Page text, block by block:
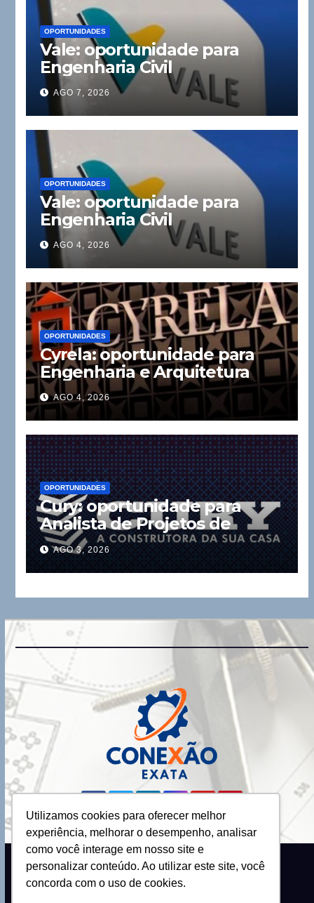
Utilizamos cookies para oferecer melhor
experiência, melhorar o desempenho, analisar
como você interage em nosso site e
personalizar conteúdo. Ao utilizar este site, você
concorda com o uso de cookies.
OPORTUNIDADES
Vale: oportunidade para
Engenharia Civil
AGO 7, 2026
OPORTUNIDADES
Vale: oportunidade para
Engenharia Civil
AGO 4, 2026
OPORTUNIDADES
Cyrela: oportunidade para
Engenharia e Arquitetura
AGO 4, 2026
OPORTUNIDADES
Cury: oportunidade para
Analista de Projetos de
Instalações
AGO 3, 2026
Proudly powered by WordPress|
Theme: Newsup by Themeansar.